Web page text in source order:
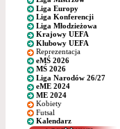
Liga Europy
Liga Konferencji
Liga Młodzieżowa
Krajowy UEFA
Klubowy UEFA
Reprezentacja
eMŚ 2026
MŚ 2026
Liga Narodów 26/27
eME 2024
ME 2024
Kobiety
Futsal
Kalendarz